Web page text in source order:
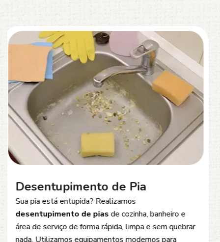
Desentupimento de Esgoto
Problemas comentupimento de esgoto
Oferecemos soluções rápidas e eficientes para
desobstrução de redes de esgoto, caixas de
inspeção e tubulações. Utilizamos equipamentos